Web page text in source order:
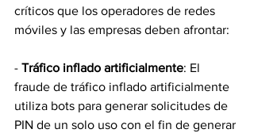
críticos que los operadores de redes
móviles y las empresas deben afrontar:
- Tráfico inflado artificialmente: El
fraude de tráfico inflado artificialmente
utiliza bots para generar solicitudes de
PIN de un solo uso con el fin de generar